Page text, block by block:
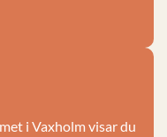
i Vaxholm visar du